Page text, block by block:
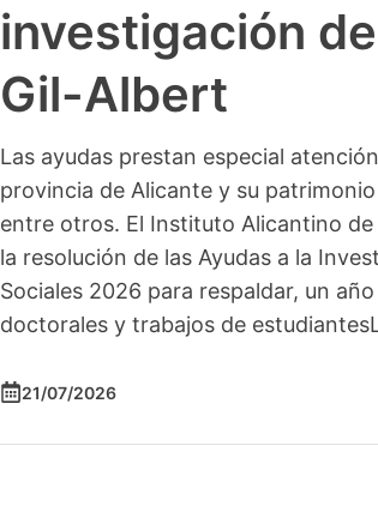
investigación
Gil-Albert
Las ayudas prestan especial
provincia de Alicante y su
entre otros. El Instituto Alicantino
la resolución de las Ayudas a la
Sociales 2026 para respaldar, un
doctorales y trabajos de estudiantes
21/07/2026